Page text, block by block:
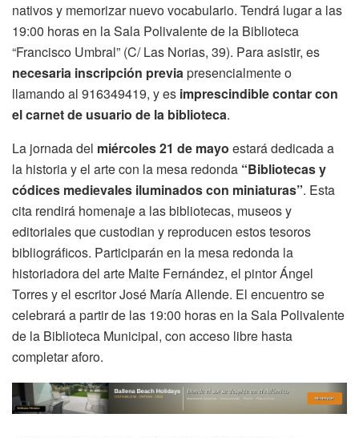
nativos y memorizar nuevo vocabulario. Tendrá lugar a las
19:00 horas en la Sala Polivalente de la Biblioteca
“Francisco Umbral” (C/ Las Norias, 39). Para asistir, es
necesaria inscripción previapresencialmente o
llamando al 916349419, y es imprescindible contar con
el carnet de usuario de la biblioteca.
La jornada del miércoles 21 de mayo estará dedicada a
la historia y el arte con la mesa redonda “Bibliotecas y
códices medievales iluminados con miniaturas”. Esta
cita rendirá homenaje a las bibliotecas, museos y
editoriales que custodian y reproducen estos tesoros
bibliográficos. Participarán en la mesa redonda la
historiadora del arte Maite Fernández, el pintor Ángel
Torres y el escritor José María Allende. El encuentro se
celebrará a partir de las 19:00 horas en la Sala Polivalente
de la Biblioteca Municipal, con acceso libre hasta
completar aforo.